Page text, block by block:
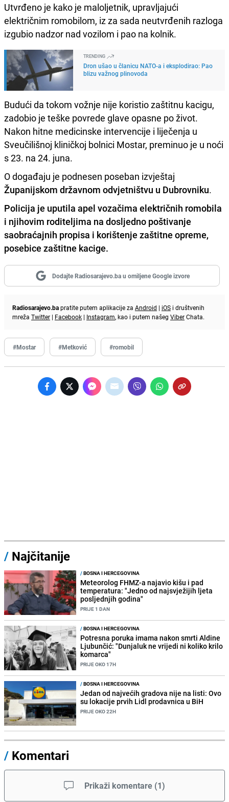
Utvrđeno je kako je maloljetnik, upravljajući
električnim romobilom, iz za sada neutvrđenih razloga
izgubio nadzor nad vozilom i pao na kolnik.
TRENDING
Dron ušao u članicu NATO-a i eksplodirao: Pao
blizu važnog plinovoda
Budući da tokom vožnje nije koristio zaštitnu kacigu,
zadobio je teške povrede glave opasne po život.
Nakon hitne medicinske intervencije i liječenja u
Sveučilišnoj kliničkoj bolnici Mostar, preminuo je u noći
s 23. na 24. juna.
O događaju je podnesen poseban izvještaj
Županijskom državnom odvjetništvu u Dubrovniku.
Policija je uputila apel vozačima električnih romobila
i njihovim roditeljima na dosljedno poštivanje
saobraćajnih propisa i korištenje zaštitne opreme,
posebice zaštitne kacige.
Dodajte Radiosarajevo.ba u omiljene Google izvore
Radiosarajevo.bapratite putem aplikacije za Android | iOS i društvenih
mreža Twitter | Facebook | Instagram, kao i putem našeg ViberChata.
#Mostar #Metković #romobil
/ Najčitanije
/BOSNA I HERCEGOVINA
Meteorolog FHMZ-a najavio kišu i pad
temperatura: "Jedno od najsvježijih ljeta
posljednjih godina"
PRIJE 1 DAN
/BOSNA I HERCEGOVINA
Potresna poruka imama nakon smrti Aldine
Ljubunčić: "Dunjaluk ne vrijedi ni koliko krilo
komarca"
PRIJE OKO 17H
/BOSNA I HERCEGOVINA
Jedan od najvećih gradova nije na listi: Ovo
su lokacije prvih Lidl prodavnica u BiH
PRIJE OKO 22H
/ Komentari
Prikaži komentare (1)